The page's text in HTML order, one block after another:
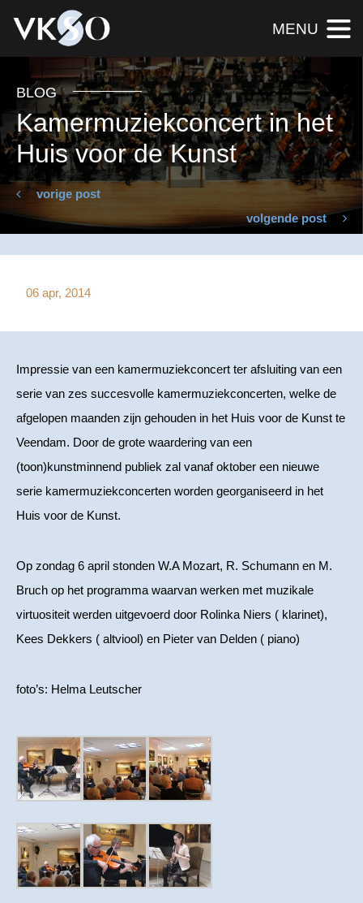
MENU
BLOG
Kamermuziekconcert in het
Huis voor de Kunst
vorige post
volgende post
06 apr, 2014
Impressie van een kamermuziekconcert ter afsluiting van een
serie van zes succesvolle kamermuziekconcerten, welke de
afgelopen maanden zijn gehouden in het Huis voor de Kunst te
Veendam. Door de grote waardering van een
(toon)kunstminnend publiek zal vanaf oktober een nieuwe
serie kamermuziekconcerten worden georganiseerd in het
Huis voor de Kunst.
Op zondag 6 april stonden W.A Mozart, R. Schumann en M.
Bruch op het programma waarvan werken met muzikale
virtuositeit werden uitgevoerd door Rolinka Niers ( klarinet),
Kees Dekkers ( altviool) en Pieter van Delden ( piano)
foto’s: Helma Leutscher